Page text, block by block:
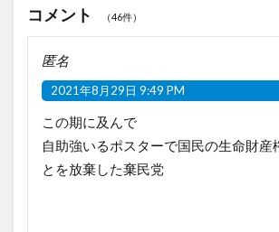
コメント （46件）
匿名
2021年8月29日 9:49 PM
この期に及んで
自助強いるポスターで国民の生命財産
とを放棄した棄民党